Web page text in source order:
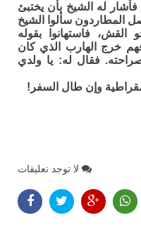
له الشيخ بأن يختبئ
سألوا الشيخ
فاستهانوا بقوله
خرج الهارب الذي كان
فقال له: يا ولدي
وإن طال السفر!
لا توجد تعليقات